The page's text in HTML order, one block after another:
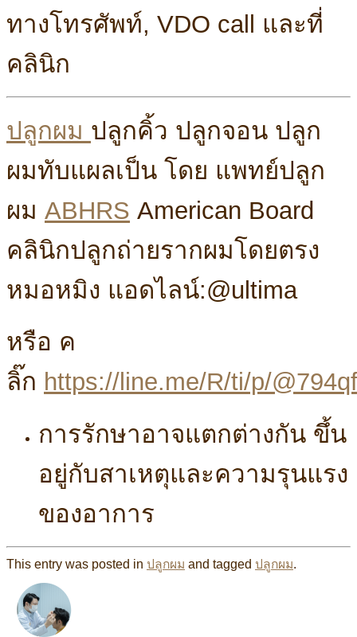
ทางโทรศัพท์, VDO call และที่
คลินิก
ปลูกผม ปลูกคิ้ว ปลูกจอน ปลูก
ผมทับแผลเป็น โดย แพทย์ปลูก
ผม ABHRS American Board
คลินิกปลูกถ่ายรากผมโดยตรง
หมอหมิง แอดไลน์:@ultima
หรือ ค
ลิ๊ก https://line.me/R/ti/p/
การรักษาอาจแตกต่างกัน ขึ้น
อยู่กับสาเหตุและความรุนแรง
ของอาการ
This entry was posted in ปลูกผม and tagged ปลูกผม.